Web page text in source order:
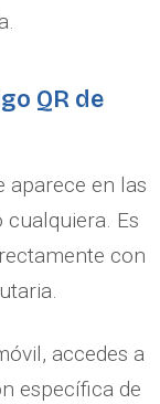
QR de
aparece en las
Es
con
accedes a
específica de